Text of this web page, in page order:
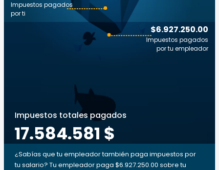
$6.927.250.00
Impuestos pagados
por tu empleador
Impuestos pagados
por ti
Impuestos totales pagados
17.584.581 $
¿Sabías que tu empleador también paga impuestos por
tu salario? Tu empleador paga $6.927.250.00 sobre tu